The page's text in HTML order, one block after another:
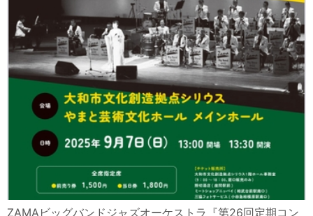
ZAMAビッグバンドジャズオーケストラ『第26回定期コン